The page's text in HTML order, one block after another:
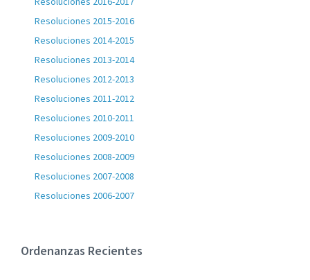
Resoluciones 2015-2016
Resoluciones 2014-2015
Resoluciones 2013-2014
Resoluciones 2012-2013
Resoluciones 2011-2012
Resoluciones 2010-2011
Resoluciones 2009-2010
Resoluciones 2008-2009
Resoluciones 2007-2008
Resoluciones 2006-2007
Ordenanzas Recientes